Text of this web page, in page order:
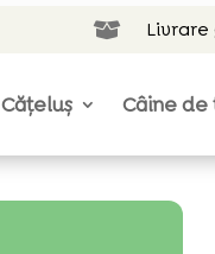
 Livrare
Cățeluș Câine